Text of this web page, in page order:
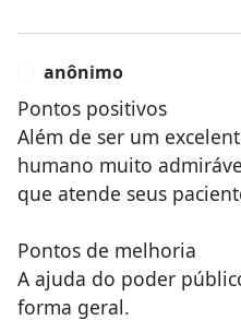
anônimo
Pontos positivos
Além de ser um
humano muito
que atende seus
Pontos de melhoria
A ajuda do poder
forma geral.